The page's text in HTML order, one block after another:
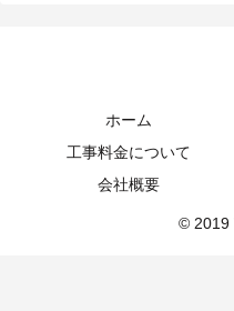
ホーム
工事料金について
会社概要
© 2019